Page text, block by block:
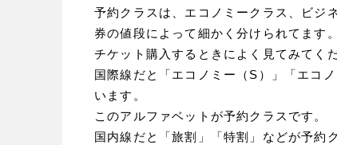
予約クラスは、エコノミークラス、ビジ
券の値段によって細かく分けられてます。
チケット購入するときによく見てみてく
国際線だと「エコノミー（S）」「エコ
います。
このアルファベットが予約クラスです。
国内線だと「旅割」「特割」などが予約